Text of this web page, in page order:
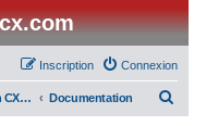
Connexion
Inscription
La Citroën CX au quotidien Documentation